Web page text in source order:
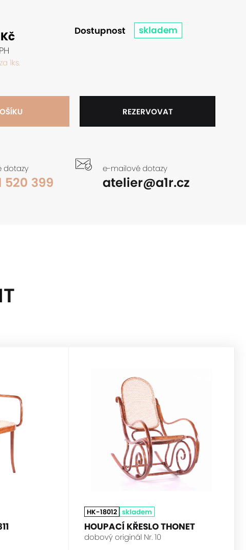
Kč
1ks.
Dostupnost skladem
REZERVOVAT
dotazy
520 399
e-mailové dotazy
atelier@a1r.cz
HK-18012 skladem
HOUPACÍ KŘESLO THONET
dobový originál Nr. 10